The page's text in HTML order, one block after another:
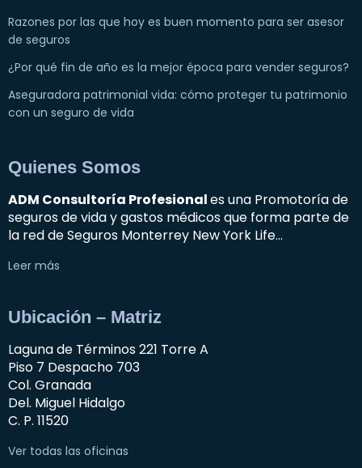
Razones por las que hoy es buen momento para ser asesor
de seguros
¿Por qué fin de año es la mejor época para vender seguros?
Aseguradora patrimonial vida: cómo proteger tu patrimonio
con un seguro de vida
Quienes Somos
ADM Consultoría Profesionales una Promotoría de
seguros de vida y gastos médicos que forma parte de
la red de Seguros Monterrey New York Life…
Leer más
Ubicación – Matriz
Laguna de Términos 221 Torre A
Piso 7 Despacho 703
Col. Granada
Del. Miguel Hidalgo
C. P. 11520
Ver todas las oficinas